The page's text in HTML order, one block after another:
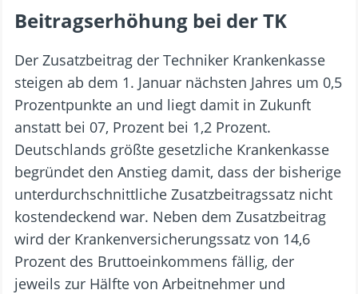
Beitragserhöhung bei der TK
Der Zusatzbeitrag der Techniker Krankenkasse
steigen ab dem 1. Januar nächsten Jahres um 0,5
Prozentpunkte an und liegt damit in Zukunft
anstatt bei 07, Prozent bei 1,2 Prozent.
Deutschlands größte gesetzliche Krankenkasse
begründet den Anstieg damit, dass der bisherige
unterdurchschnittliche Zusatzbeitragssatz nicht
kostendeckend war. Neben dem Zusatzbeitrag
wird der Krankenversicherungssatz von 14,6
Prozent des Bruttoeinkommens fällig, der
jeweils zur Hälfte von Arbeitnehmer und